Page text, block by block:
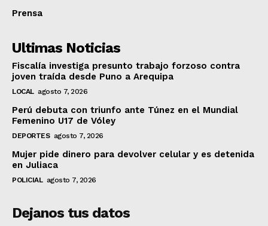
Prensa
Ultimas Noticias
Fiscalía investiga presunto trabajo forzoso contra
joven traída desde Puno a Arequipa
LOCAL agosto 7, 2026
Perú debuta con triunfo ante Túnez en el Mundial
Femenino U17 de Vóley
DEPORTES agosto 7, 2026
Mujer pide dinero para devolver celular y es detenida
en Juliaca
POLICIAL agosto 7, 2026
Dejanos tus datos